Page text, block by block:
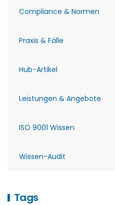
Compliance & Normen
Praxis & Fälle
Hub-Artikel
Leistungen & Angebote
ISO 9001 Wissen
Wissen-Audit
Tags